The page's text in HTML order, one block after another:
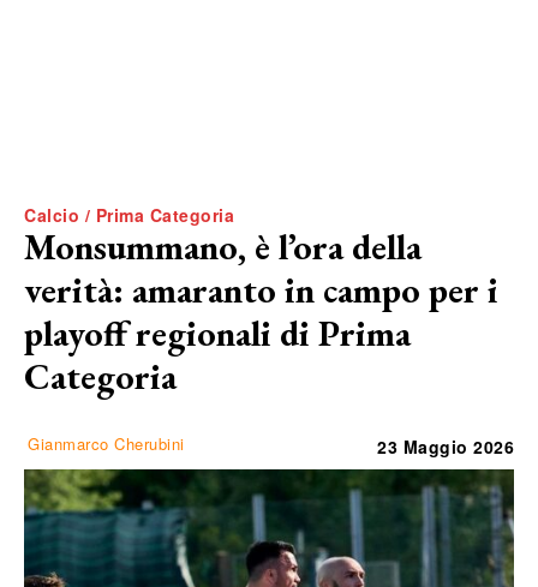
Calcio / Prima Categoria
Monsummano, è l’ora della
verità: amaranto in campo per i
playoff regionali di Prima
Categoria
Gianmarco Cherubini 23 Maggio 2026